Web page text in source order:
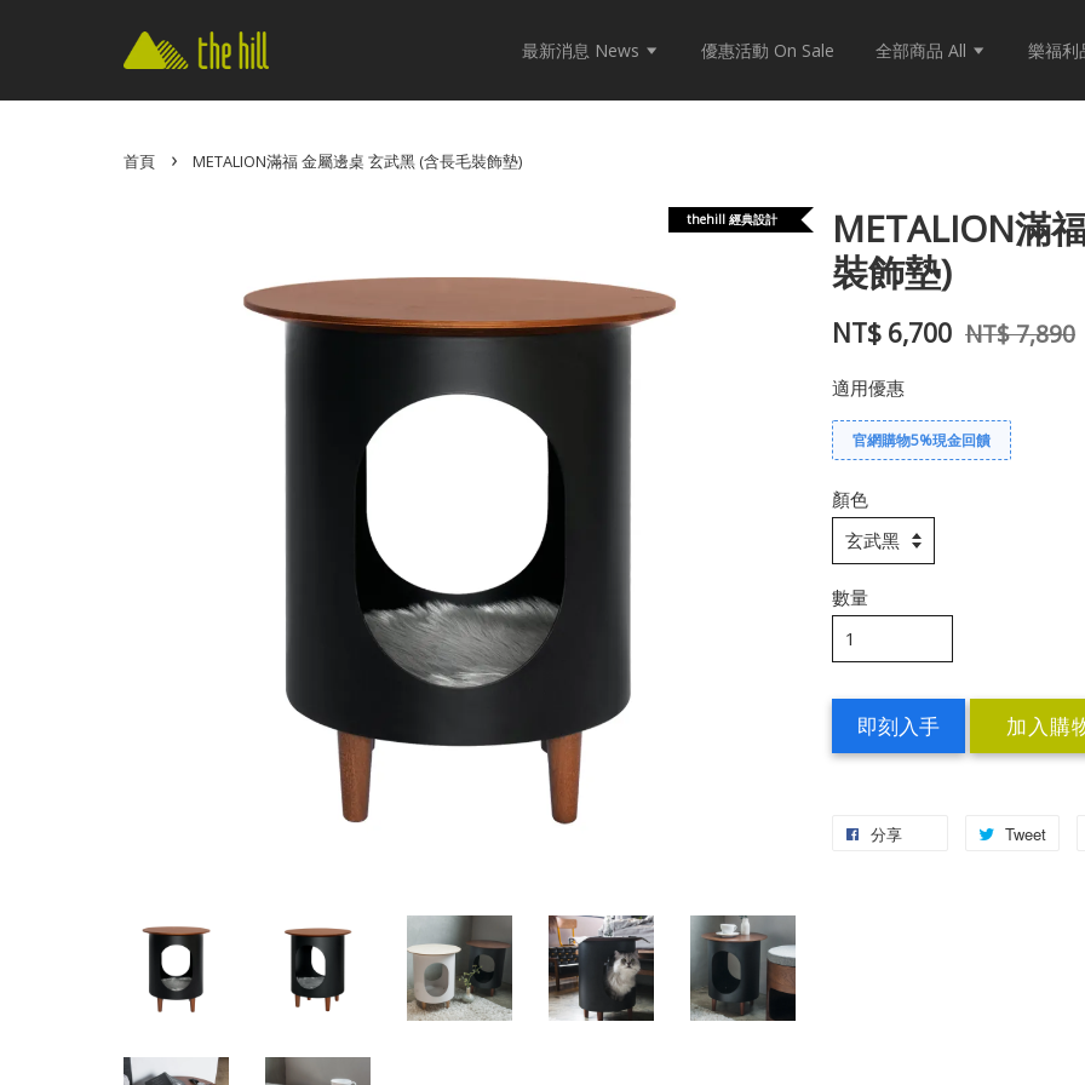
最新消息 News 優惠活動 On Sale 全部商品 All 樂福利
首頁 › METALION滿福 金屬邊桌 玄武黑 (含長毛裝飾墊)
thehill 經典設計
METALION滿
裝飾墊)
NT$ 6,700 NT$ 7,890
適用優惠
官網購物5%現金回饋
顏色
數量
即刻入手 加入購
分享 Tweet